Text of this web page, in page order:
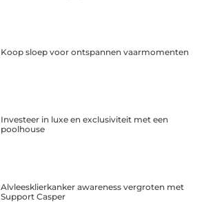
Koop sloep voor ontspannen vaarmomenten
Investeer in luxe en exclusiviteit met een
poolhouse
Alvleesklierkanker awareness vergroten met
Support Casper